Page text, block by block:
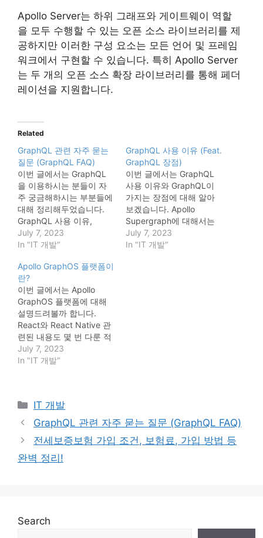
Apollo Server는 하위 그래프와 게이트웨이 역할
을 모두 수행할 수 있는 오픈 소스 라이브러리를 제
공하지만 이러한 구성 요소는 모든 언어 및 프레임
워크에서 구현할 수 있습니다. 특히 Apollo Server
는 두 개의 오픈 소스 확장 라이브러리를 통해 페더
레이션을 지원합니다.
Related
GraphQL 관련 자주 묻는
질문 (GraphQL FAQ)
이번 글에서는 GraphQL
을 이용하시는 분들이 자
주 궁금해하시는 부분들에
대해 정리해두었습니다.
GraphQL 사용 이유,
Apollo GraphOS 플랫폼
관련해서는 앞선 글들에서
를 먼저 참고하시길 바랍
니다. Apollo GraphOS 플
랫폼이란? GraphQL 사용
이유 (Feat. GraphQL 장
점) GraphQL이 뭔가요?
GraphQL은 데이터 쿼리
를 위한 언어입니다. 대부
분의 쿼리 언어(예: SQL)
와 달리 특정 유형의 데이
지 않습니다. 대
신 GraphQL을 사용하
터를 쿼리합니다.
GraphQL을 사용하면 클
July 7, 2023
In "IT 개발"
GraphQL 사용 이유 (Feat.
GraphQL 장점)
이번 글에서는 GraphQL
사용 이유와 GraphQL이
가지는 장점에 대해 알아
보겠습니다. Apollo
Supergraph에 대해서는
아래 글에서 설명 드린 바
있으니 먼저 참고하셔도
July 7, 2023
In "IT 개발"
Apollo GraphOS 플랫폼이
란?
이번 글에서는 Apollo
GraphOS 플랫폼에 대해
설명드려볼까 합니다.
React와 React Native 관
련된 내용도 몇 번 다룬 적
이 있었는데 이에 대해서
는 아래 글을 참고해주시
장점, 설치 방법 (npx
create-expo-app)
Apollo GraphOS 플랫폼이
란? Apollo GraphOS는 데
이터, 서비스 및 기능의 통
합 네트워크인 수퍼그래프
프의 라우터에 대한 하나
July 7, 2023
In "IT 개발"
Categories
IT 개발
GraphQL 관련 자주 묻는 질문 (GraphQL FAQ)
전세보증보험 가입 조건, 보험료, 가입 방법 등
완벽 정리!
Search